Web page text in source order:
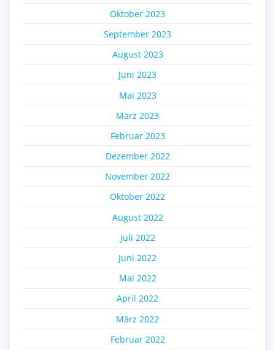
Oktober 2023
September 2023
August 2023
Juni 2023
Mai 2023
März 2023
Februar 2023
Dezember 2022
November 2022
Oktober 2022
August 2022
Juli 2022
Juni 2022
Mai 2022
April 2022
März 2022
Februar 2022